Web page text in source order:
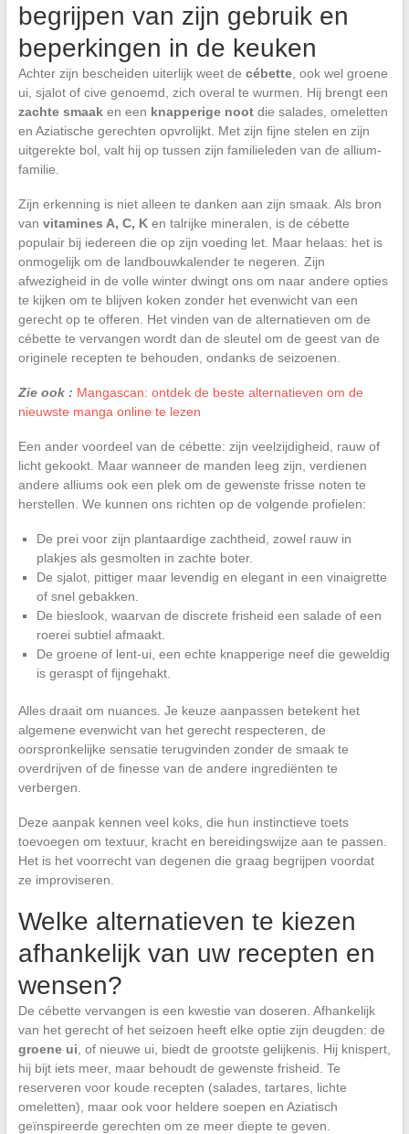
begrijpen van zijn gebruik en
beperkingen in de keuken
Achter zijn bescheiden uiterlijk weet de cébette, ook wel groene
ui, sjalot of cive genoemd, zich overal te wurmen. Hij brengt een
zachte smaaken een knapperige nootdie salades, omeletten
en Aziatische gerechten opvrolijkt. Met zijn fijne stelen en zijn
uitgerekte bol, valt hij op tussen zijn familieleden van de allium-
familie.
Zijn erkenning is niet alleen te danken aan zijn smaak. Als bron
van vitamines A, C, Ken talrijke mineralen, is de cébette
populair bij iedereen die op zijn voeding let. Maar helaas: het is
onmogelijk om de landbouwkalender te negeren. Zijn
afwezigheid in de volle winter dwingt ons om naar andere opties
te kijken om te blijven koken zonder het evenwicht van een
gerecht op te offeren. Het vinden van de alternatieven om de
cébette te vervangen wordt dan de sleutel om de geest van de
originele recepten te behouden, ondanks de seizoenen.
Zie ook : Mangascan: ontdek de beste alternatieven om de
nieuwste manga online te lezen
Een ander voordeel van de cébette: zijn veelzijdigheid, rauw of
licht gekookt. Maar wanneer de manden leeg zijn, verdienen
andere alliums ook een plek om de gewenste frisse noten te
herstellen. We kunnen ons richten op de volgende profielen:
De prei voor zijn plantaardige zachtheid, zowel rauw in
plakjes als gesmolten in zachte boter.
De sjalot, pittiger maar levendig en elegant in een vinaigrette
of snel gebakken.
De bieslook, waarvan de discrete frisheid een salade of een
roerei subtiel afmaakt.
De groene of lent-ui, een echte knapperige neef die geweldig
is geraspt of fijngehakt.
Alles draait om nuances. Je keuze aanpassen betekent het
algemene evenwicht van het gerecht respecteren, de
oorspronkelijke sensatie terugvinden zonder de smaak te
overdrijven of de finesse van de andere ingrediënten te
verbergen.
Deze aanpak kennen veel koks, die hun instinctieve toets
toevoegen om textuur, kracht en bereidingswijze aan te passen.
Het is het voorrecht van degenen die graag begrijpen voordat
ze improviseren.
Welke alternatieven te kiezen
afhankelijk van uw recepten en
wensen?
De cébette vervangen is een kwestie van doseren. Afhankelijk
van het gerecht of het seizoen heeft elke optie zijn deugden: de
groene ui , of nieuwe ui, biedt de grootste gelijkenis. Hij knispert,
hij bijt iets meer, maar behoudt de gewenste frisheid. Te
reserveren voor koude recepten (salades, tartares, lichte
omeletten), maar ook voor heldere soepen en Aziatisch
geïnspireerde gerechten om ze meer diepte te geven.